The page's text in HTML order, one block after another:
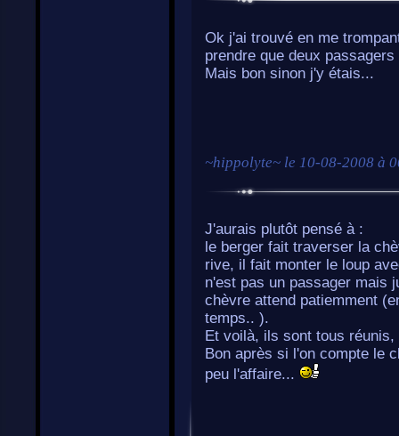
Ok j'ai trouvé en me
prendre que deux
Mais bon sinon j'y étais...
~hippolyte~ le 10-08-2008 à
J'aurais plutôt pensé à :
le berger fait traverser la
rive, il fait monter le loup
n'est pas un passager mais
chèvre attend patiemment
temps.. ).
Et voilà, ils sont tous
Bon après si l'on compte le
peu l'affaire...